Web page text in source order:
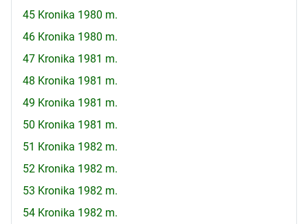
45 Kronika 1980 m.
46 Kronika 1980 m.
47 Kronika 1981 m.
48 Kronika 1981 m.
49 Kronika 1981 m.
50 Kronika 1981 m.
51 Kronika 1982 m.
52 Kronika 1982 m.
53 Kronika 1982 m.
54 Kronika 1982 m.